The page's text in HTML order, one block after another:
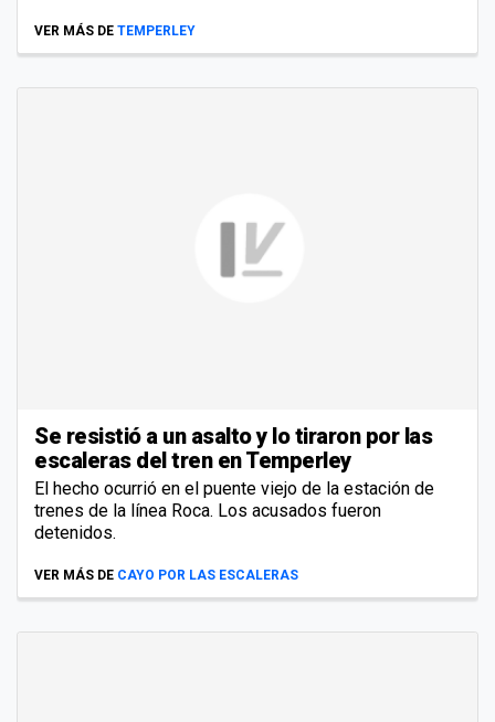
VER MÁS DE TEMPERLEY
Se resistió a un asalto y lo tiraron por las
escaleras del tren en Temperley
El hecho ocurrió en el puente viejo de la estación de
trenes de la línea Roca. Los acusados fueron
detenidos.
VER MÁS DE CAYO POR LAS ESCALERAS